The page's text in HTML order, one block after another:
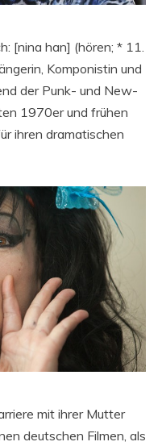
[nina han] (hören; * 11.
Komponistin und
der Punk- und New-
1970er und frühen
ihren dramatischen
mit ihrer Mutter
deutschen Filmen, als